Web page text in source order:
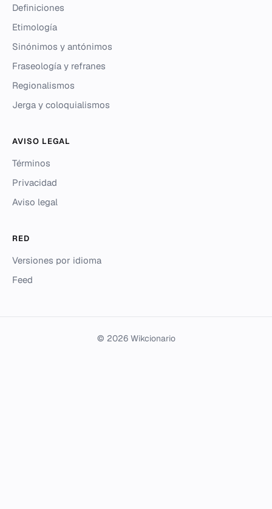
Definiciones
Etimología
Sinónimos y antónimos
Fraseología y refranes
Regionalismos
Jerga y coloquialismos
AVISO LEGAL
Términos
Privacidad
Aviso legal
RED
Versiones por idioma
Feed
© 2026 Wikcionario